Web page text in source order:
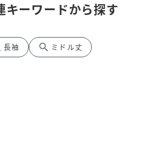
キーワードから探す
長袖 search ミドル丈